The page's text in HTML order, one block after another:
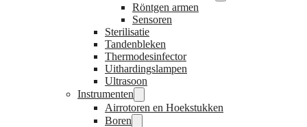
Röntgen armen
Sensoren
Sterilisatie
Tandenbleken
Thermodesinfector
Uithardingslampen
Ultrasoon
Instrumenten
Airrotoren en Hoekstukken
Boren